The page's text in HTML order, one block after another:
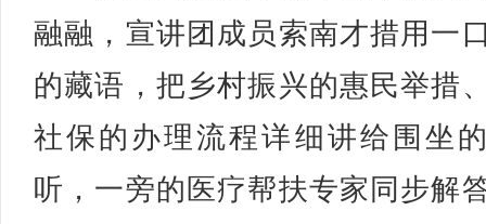
融融，宣讲团成员索南才措用一
的藏语，把乡村振兴的惠民举措
社保的办理流程详细讲给围坐
听，一旁的医疗帮扶专家同步解